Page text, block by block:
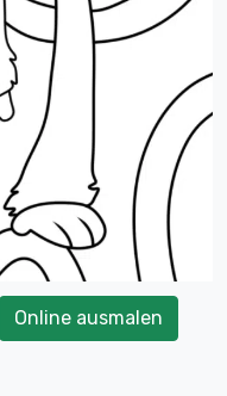
Online ausmalen